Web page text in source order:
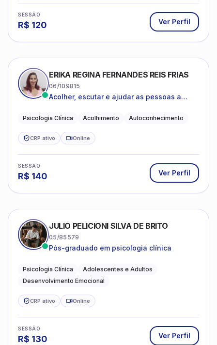
SESSÃO
R$ 120 Ver Perfil
ERIKA REGINA FERNANDES REIS FRIAS
06/109815
Acolher, escutar e ajudar as pessoas a
Psicologia Clínica Acolhimento Autoconhecimento
CRP ativo Online
SESSÃO
R$ 140 Ver Perfil
JULIO PELICIONI SILVA DE BRITO
05/85579
Pós-graduado em psicologia clínica
Psicologia Clínica
Adolescentes e Adultos
Desenvolvimento Emocional
CRP ativo Online
SESSÃO
R$ 130 Ver Perfil